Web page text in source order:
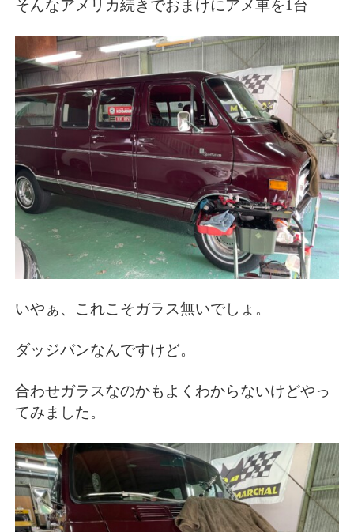
そんなアメリカ続きでおまけにアメ車を1台
いやぁ、これこそガラス無いでしょ。
ダッジバンなんですけど。
合わせガラスなのかもよくわからないけどやっ
てみました。